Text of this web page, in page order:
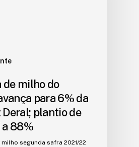
de milho do
para 6% da
Deral; plantio de
88%
segunda safra 2021/22